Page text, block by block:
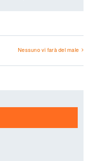
Nessuno vi farà del male